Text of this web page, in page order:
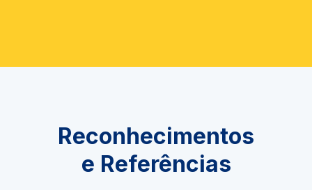
Reconhecimentos
e Referências